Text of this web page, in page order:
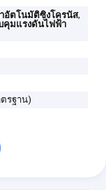
อัตโนมัติซิงโครนัส,
คุมแรงดันไฟฟ้า
รฐาน)